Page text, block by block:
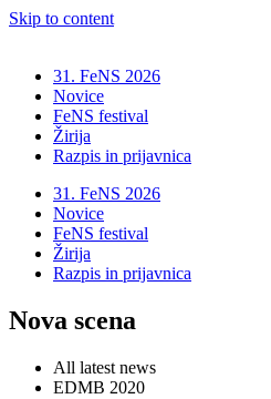
Skip to content
31. FeNS 2026
Novice
FeNS festival
Žirija
Razpis in prijavnica
31. FeNS 2026
Novice
FeNS festival
Žirija
Razpis in prijavnica
Nova scena
All latest news
EDMB 2020